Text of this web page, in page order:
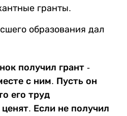
гранты.
образования дал
получил грант -
с ним. Пусть он
его труд
Если не получил